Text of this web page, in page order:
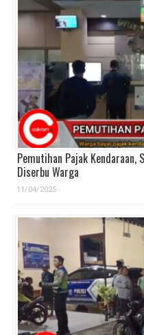
Pemutihan Pajak Kendaraan,
Diserbu Warga
11/04/2025